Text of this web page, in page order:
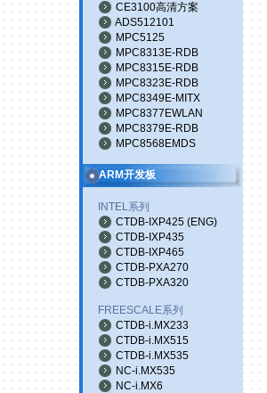
CE3100高清方案
ADS512101
MPC5125
MPC8313E-RDB
MPC8315E-RDB
MPC8323E-RDB
MPC8349E-MITX
MPC8377EWLAN
MPC8379E-RDB
MPC8568EMDS
ARM开发板
INTEL系列
CTDB-IXP425(ENG)
CTDB-IXP435
CTDB-IXP465
CTDB-PXA270
CTDB-PXA320
FREESCALE系列
CTDB-i.MX233
CTDB-i.MX515
CTDB-i.MX535
NC-i.MX535
NC-i.MX6